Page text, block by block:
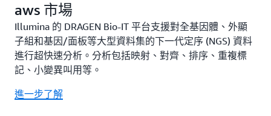
aws 市場
Illumina 的 DRAGEN Bio-IT 平台支援對全基因體、外顯
子組和基因/面板等大型資料集的下一代定序 (NGS) 資料
進行超快速分析。分析包括映射、對齊、排序、重複標
記、小變異叫用等。
進一步了解